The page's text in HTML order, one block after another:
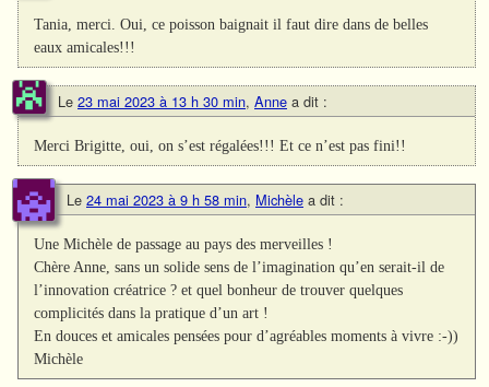
Tania, merci. Oui, ce poisson baignait il faut dire dans de belles
eaux amicales!!!
Le 23 mai 2023 à 13 h 30 min, Anne a dit :
Merci Brigitte, oui, on s’est régalées!!! Et ce n’est pas fini!!
Le 24 mai 2023 à 9 h 58 min, Michèle a dit :
Une Michèle de passage au pays des merveilles !
Chère Anne, sans un solide sens de l’imagination qu’en serait-il de
l’innovation créatrice ? et quel bonheur de trouver quelques
complicités dans la pratique d’un art !
En douces et amicales pensées pour d’agréables moments à vivre :-))
Michèle